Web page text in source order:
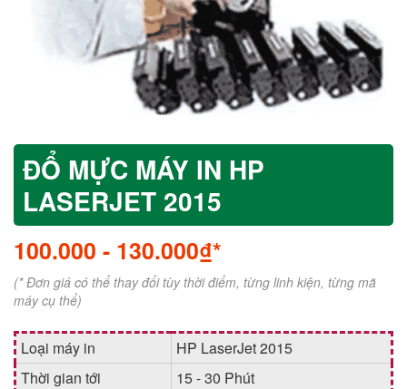
ĐỔ MỰC MÁY IN HP
LASERJET 2015
100.000 - 130.000₫*
(* Đơn giá có thể thay đổi tùy thời điểm, từng linh kiện, từng mã
máy cụ thể)
Loại máy in
HP LaserJet 2015
Thời gian tới
15 - 30 Phút